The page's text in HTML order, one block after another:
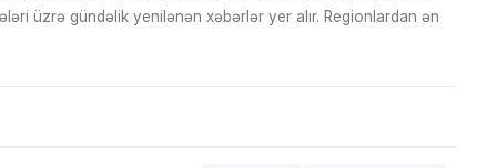
üzrə gündəlik yenilənən xəbərlər yer alır. Regionlardan ən